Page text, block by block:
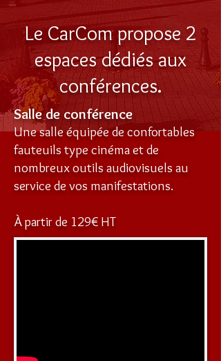
Le CarCom propose 2
espaces dédiés aux
conférences.
Salle de conférence
Une salle équipée de confortables
fauteuils type cinéma et de
nombreux outils audiovisuels au
service de vos manifestations.
À partir de 129€ HT